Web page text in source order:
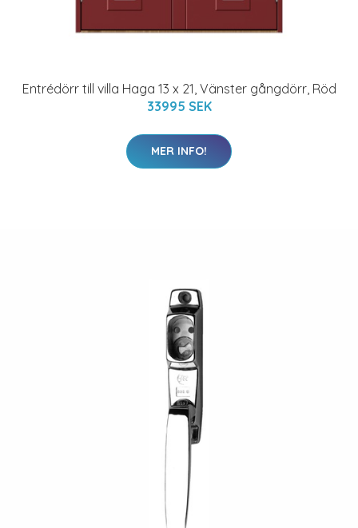
Entrédörr till villa Haga 13 x 21, Vänster gångdörr, Röd
33995 SEK
MER INFO!